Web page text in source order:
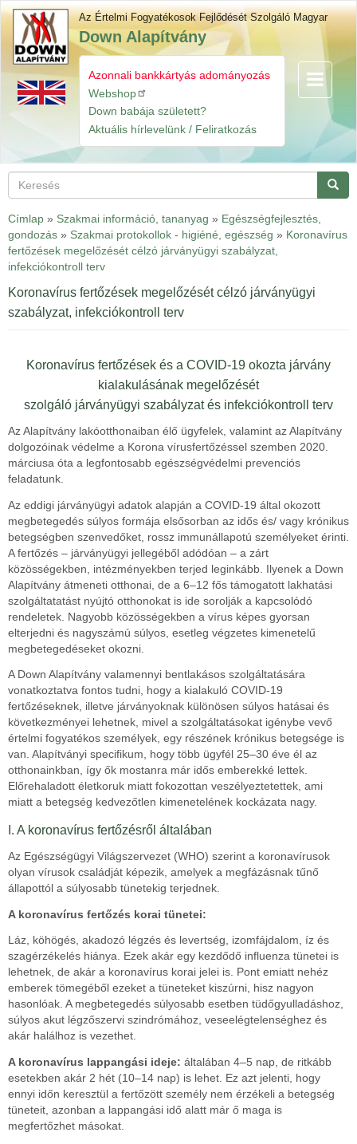
Ugrás
tartalomra
Az Értelmi Fogyatékosok Fejlődését Szolgáló Magyar
Down Alapítvány
Gyorslinkek
Azonnali bankkártyás adományozás
Webshop
Down babája született?
Aktuális hírlevelünk / Feliratkozás
Navigáció
Keresés
Címlap » Szakmai információ, tananyag » Egészségfejlesztés,
gondozás » Szakmai protokollok - higiéné, egészség » Koronavírus
fertőzések megelőzését célzó járványügyi szabályzat,
infekciókontroll terv
Koronavírus fertőzések megelőzését célzó járványügyi
szabályzat, infekciókontroll terv
Koronavírus fertőzések és a COVID-19 okozta járvány
kialakulásának megelőzését
szolgáló járványügyi szabályzat és infekciókontroll terv
Az Alapítvány lakóotthonaiban élő ügyfelek, valamint az Alapítvány
dolgozóinak védelme a Korona vírusfertőzéssel szemben 2020.
márciusa óta a legfontosabb egészségvédelmi prevenciós
feladatunk.
Az eddigi járványügyi adatok alapján a COVID-19 által okozott
megbetegedés súlyos formája elsősorban az idős és/ vagy krónikus
betegségben szenvedőket, rossz immunállapotú személyeket érinti.
A fertőzés – járványügyi jellegéből adódóan – a zárt
közösségekben, intézményekben terjed leginkább. Ilyenek a Down
Alapítvány átmeneti otthonai, de a 6–12 fős támogatott lakhatási
szolgáltatatást nyújtó otthonokat is ide sorolják a kapcsolódó
rendeletek. Nagyobb közösségekben a vírus képes gyorsan
elterjedni és nagyszámú súlyos, esetleg végzetes kimenetelű
megbetegedéseket okozni.
A Down Alapítvány valamennyi bentlakásos szolgáltatására
vonatkoztatva fontos tudni, hogy a kialakuló COVID-19
fertőzéseknek, illetve járványoknak különösen súlyos hatásai és
következményei lehetnek, mivel a szolgáltatásokat igénybe vevő
értelmi fogyatékos személyek, egy részének krónikus betegsége is
van. Alapítványi specifikum, hogy több ügyfél 25–30 éve él az
otthonainkban, így ők mostanra már idős emberekké lettek.
Előrehaladott életkoruk miatt fokozottan veszélyeztetettek, ami
miatt a betegség kedvezőtlen kimenetelének kockázata nagy.
I. A koronavírus fertőzésről általában
Az Egészségügyi Világszervezet (WHO) szerint a koronavírusok
olyan vírusok családját képezik, amelyek a megfázásnak tűnő
állapottól a súlyosabb tünetekig terjednek.
A koronavírus fertőzés korai tünetei:
Láz, köhögés, akadozó légzés és levertség, izomfájdalom, íz és
szagérzékelés hiánya. Ezek akár egy kezdődő influenza tünetei is
lehetnek, de akár a koronavírus korai jelei is. Pont emiatt nehéz
emberek tömegéből ezeket a tüneteket kiszúrni, hisz nagyon
hasonlóak. A megbetegedés súlyosabb esetben tüdőgyulladáshoz,
súlyos akut légzőszervi szindrómához, veseelégtelenséghez és
akár halálhoz is vezethet.
A koronavírus lappangási ideje: általában 4–5 nap, de ritkább
esetekben akár 2 hét (10–14 nap) is lehet. Ez azt jelenti, hogy
ennyi időn keresztül a fertőzött személy nem érzékeli a betegség
tüneteit, azonban a lappangási idő alatt már ő maga is
megfertőzhet másokat.